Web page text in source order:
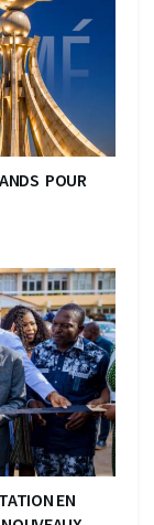
POUR
EN